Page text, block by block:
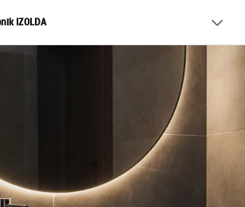
IZOLDA